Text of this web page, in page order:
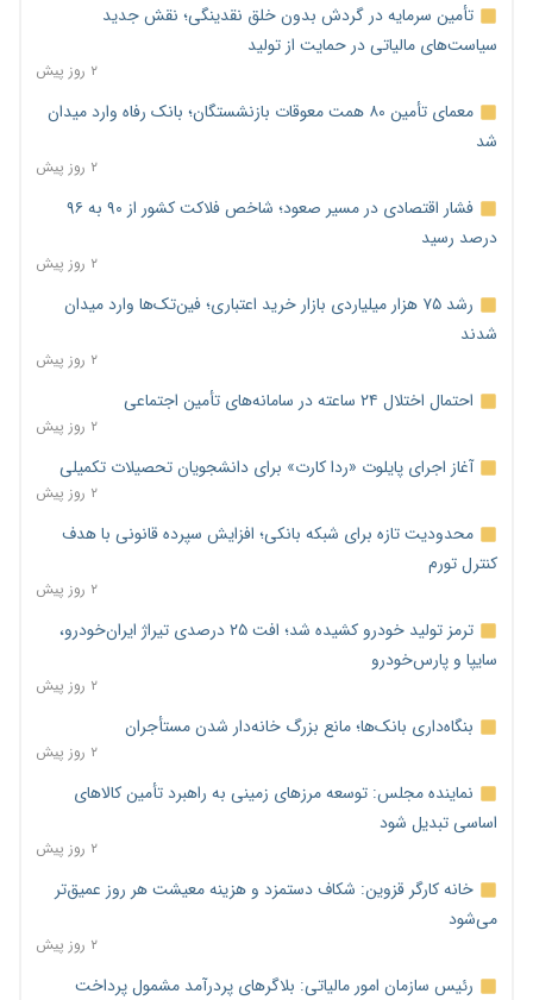
تأمین سرمایه در گردش بدون خلق نقدینگی؛ نقش جدید
سیاست‌های مالیاتی در حمایت از تولید
۲ روز پیش
معمای تأمین ۸۰ همت معوقات بازنشستگان؛ بانک رفاه وارد میدان
شد
۲ روز پیش
فشار اقتصادی در مسیر صعود؛ شاخص فلاکت کشور از ۹۰ به ۹۶
درصد رسید
۲ روز پیش
رشد ۷۵ هزار میلیاردی بازار خرید اعتباری؛ فین‌تک‌ها وارد میدان
شدند
۲ روز پیش
احتمال اختلال ۲۴ ساعته در سامانه‌های تأمین اجتماعی
۲ روز پیش
آغاز اجرای پایلوت «ردا کارت» برای دانشجویان تحصیلات تکمیلی
۲ روز پیش
محدودیت تازه برای شبکه بانکی؛ افزایش سپرده قانونی با هدف
کنترل تورم
۲ روز پیش
ترمز تولید خودرو کشیده شد؛ افت ۲۵ درصدی تیراژ ایران‌خودرو،
سایپا و پارس‌خودرو
۲ روز پیش
بنگاه‌داری بانک‌ها؛ مانع بزرگ خانه‌دار شدن مستأجران
۲ روز پیش
نماینده مجلس: توسعه مرزهای زمینی به راهبرد تأمین کالاهای
اساسی تبدیل شود
۲ روز پیش
خانه کارگر قزوین: شکاف دستمزد و هزینه معیشت هر روز عمیق‌تر
می‌شود
۲ روز پیش
رئیس سازمان امور مالیاتی: بلاگرهای پردرآمد مشمول پرداخت